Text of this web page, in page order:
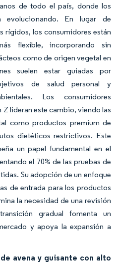
de todo el país, donde los
evolucionando. En lugar de
rígidos, los consumidores están
flexible, incorporando sin
como de origen vegetal en
suelen estar guiadas por
de salud personal y
Los consumidores
Z lideran este cambio, viendo las
como productos premium de
dietéticos restrictivos. Este
un papel fundamental en el
el 70% de las pruebas de
Su adopción de un enfoque
de entrada para los productos
la necesidad de una revisión
gradual fomenta un
y apoya la expansión a
avena y guisante con alto